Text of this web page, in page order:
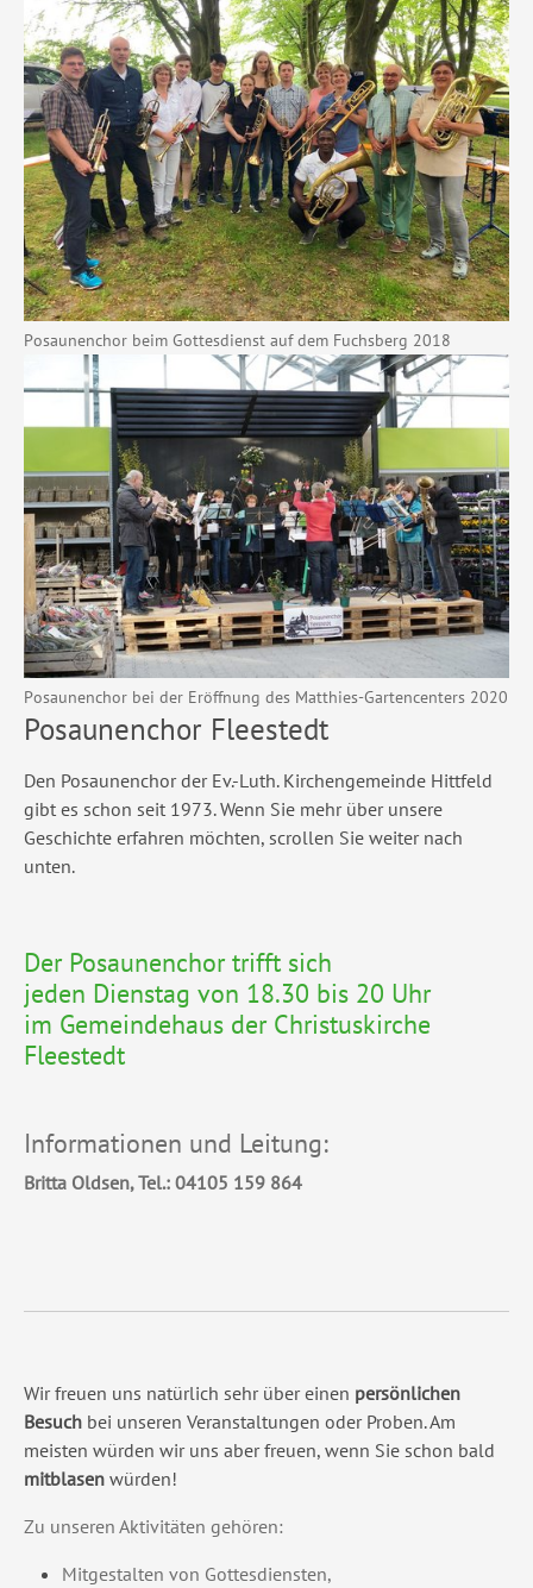
Posaunenchor beim Gottesdienst auf dem Fuchsberg 2018
Show larger version
Posaunenchor bei der Eröffnung des Matthies-Gartencenters 2020
Posaunenchor Fleestedt
Den Posaunenchor der Ev.-Luth. Kirchengemeinde Hittfeld
gibt es schon seit 1973. Wenn Sie mehr über unsere
Geschichte erfahren möchten, scrollen Sie weiter nach
unten.
Der Posaunenchor trifft sich
jeden Dienstag von 18.30 bis 20 Uhr
im Gemeindehaus der Christuskirche
Fleestedt
Informationen und Leitung:
Britta Oldsen, Tel.: 04105 159 864
Wir freuen uns natürlich sehr über einen persönlichen
Besuch bei unseren Veranstaltungen oder Proben. Am
meisten würden wir uns aber freuen, wenn Sie schon bald
mitblasen würden!
Zu unseren Aktivitäten gehören:
Mitgestalten von Gottesdiensten,